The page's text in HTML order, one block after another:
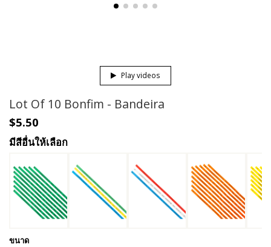
Play videos
Lot Of 10 Bonfim - Bandeira
$5.50
มีสีอื่นให้เลือก
ขนาด